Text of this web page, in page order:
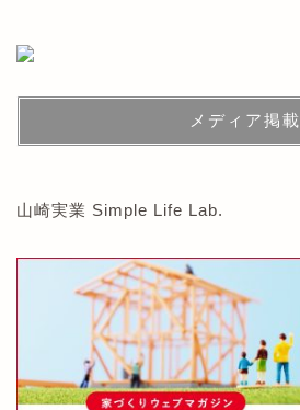
メディア掲載
山崎実業 Simple Life Lab.